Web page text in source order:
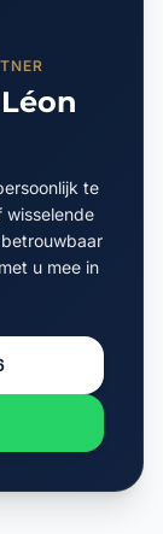
te
wisselende
u mee in